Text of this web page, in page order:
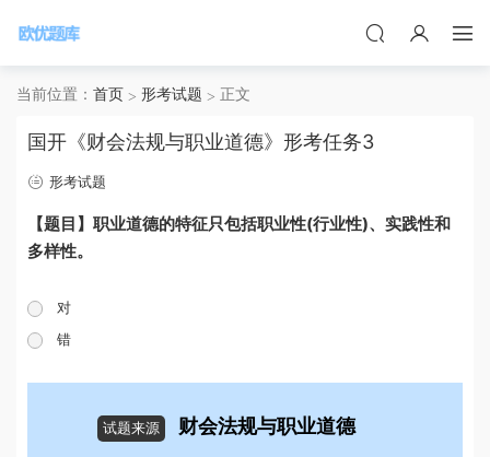
当前位置： 首页 形考试题 正文
国开《财会法规与职业道德》形考任务3
形考试题
【题目】职业道德的特征只包括职业性(行业性)、实践性和
多样性。
对
错
试题来源 财会法规与职业道德